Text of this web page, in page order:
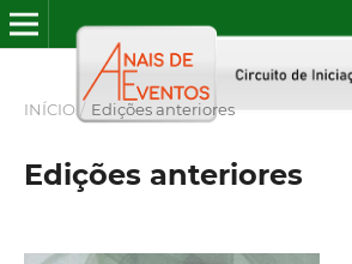
INÍCIO / Edições anteriores
Edições anteriores